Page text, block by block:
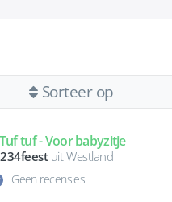
Sorteer op
tuf - Voor babyzitje
uit Westland
Geen recensies